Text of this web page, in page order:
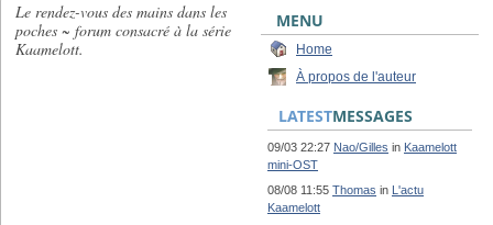
Le rendez-vous des mains dans les
poches ~ forum consacré à la série
Kaamelott.
MENU
Home
À propos de l'auteur
LATESTMESSAGES
09/03 22:27 Nao/Gilles in Kaamelott
mini-OST
08/08 11:55 Thomas in L'actu
Kaamelott